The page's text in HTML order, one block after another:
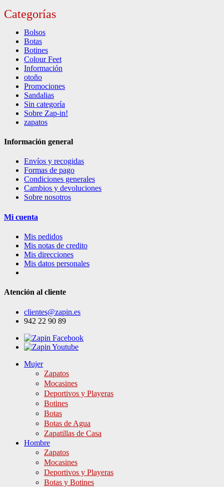
Categorías
Bolsos
Botas
Botines
Colour Feet
Información
otoño
Promociones
Sandalias
Sin categoría
Sobre Zap-in!
zapatos
Información general
Envíos y recogidas
Formas de pago
Condiciones generales
Cambios y devoluciones
Sobre nosotros
Mi cuenta
Mis pedidos
Mis notas de credito
Mis direcciones
Mis datos personales
Atención al cliente
clientes@zapin.es
942 22 90 89
Mujer
Zapatos
Mocasines
Deportivos y Playeras
Botines
Botas
Botas de Agua
Zapatillas de Casa
Hombre
Zapatos
Mocasines
Deportivos y Playeras
Botas y Botines